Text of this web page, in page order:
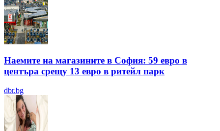
Наемите на магазините в София: 59 евро в
центъра срещу 13 евро в ритейл парк
dbr.bg